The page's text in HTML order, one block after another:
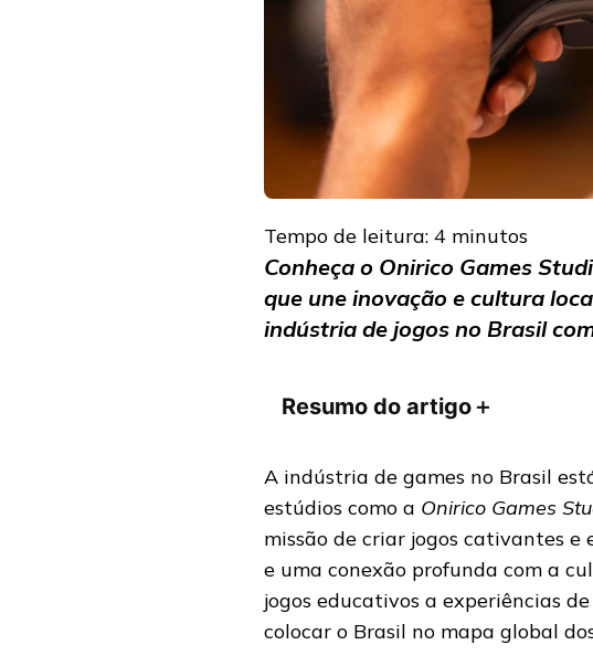
Tempo de leitura: 4 minutos
Conheça o Onirico Games
que une inovação e cultura
indústria de jogos no Brasil
Resumo do artigo＋
A indústria de games no Brasil
estúdios como a Onirico Games
missão de criar jogos cativantes e
e uma conexão profunda com a
jogos educativos a experiências
colocar o Brasil no mapa global